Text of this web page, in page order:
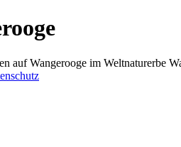
auf Wangerooge im Weltnaturerbe